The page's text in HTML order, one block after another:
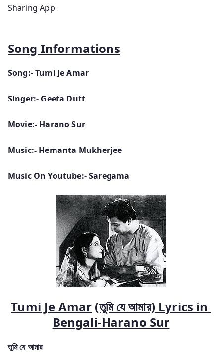
Sharing App.
Song Informations
Song:- Tumi Je Amar
Singer:- Geeta Dutt
Movie:- Harano Sur
Music:- Hemanta Mukherjee
Music On Youtube:- Saregama
Tumi Je Amar (তুমি যে আমার) Lyrics in
Bengali-Harano Sur
তুমি যে আমার